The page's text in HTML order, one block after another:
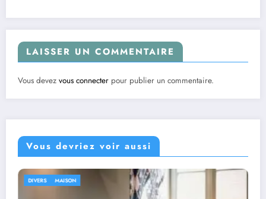
LAISSER UN COMMENTAIRE
Vous devez vous connecter pour publier un commentaire.
Vous devriez voir aussi
DIVERS